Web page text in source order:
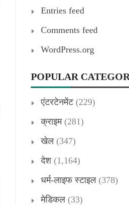
Entries feed
Comments feed
WordPress.org
POPULAR
एंटरटेनमेंट(229)
क्राइम(281)
खेल (347)
देश (1,164)
धर्म-लाइफ स्टाइल (378)
मेडिकल (33)